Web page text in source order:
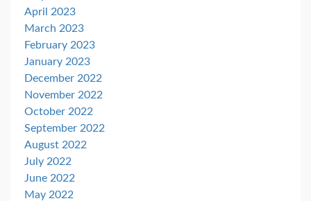
April 2023
March 2023
February 2023
January 2023
December 2022
November 2022
October 2022
September 2022
August 2022
July 2022
June 2022
May 2022